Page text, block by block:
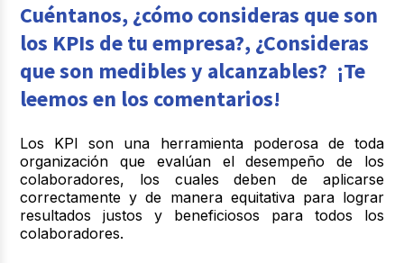
Cuéntanos, ¿cómo consideras que son
los KPIs de tu empresa?, ¿Consideras
que son medibles y alcanzables? ¡Te
leemos en los comentarios!
Los KPI son una herramienta poderosa de toda
organización que evalúan el desempeño de los
colaboradores, los cuales deben de aplicarse
correctamente y de manera equitativa para lograr
resultados justos y beneficiosos para todos los
colaboradores.